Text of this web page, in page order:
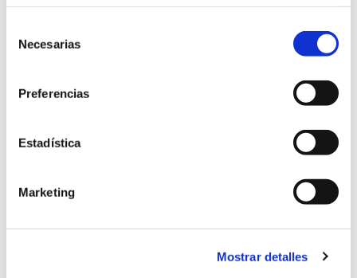
Necesarias
Preferencias
Estadística
Marketing
Mostrar detalles